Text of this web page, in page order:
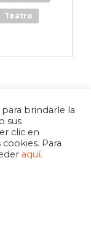
Teatro
brindarle la
sus
clic en
Para
aquí.